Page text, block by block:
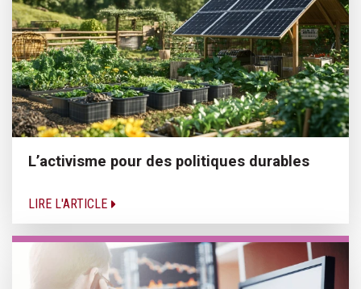
L’activisme pour des politiques durables
LIRE L'ARTICLE